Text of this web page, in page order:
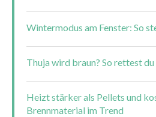
Wintermodus am Fenster: So
Thuja wird braun? So rettest
Heizt stärker als Pellets und
Brennmaterial im Trend